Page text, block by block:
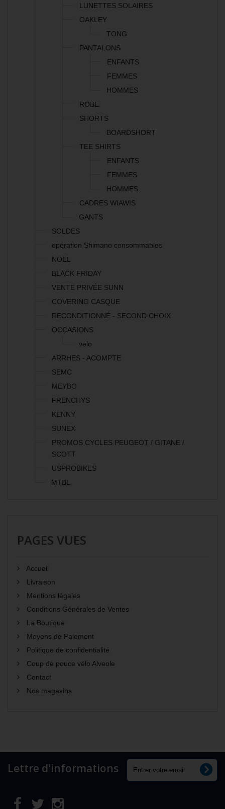
LUNETTES SOLAIRES
OAKLEY
TONG
PANTALONS
ENFANTS
FEMMES
HOMMES
ROBE
SHORTS
BOARDSHORT
TEE SHIRTS
ENFANTS
FEMMES
HOMMES
CADRES WIAWIS
GANTS
SOLDES
opération Shimano consommables
NOEL
BLACK FRIDAY
VENTE PRIVÉE SUNN
COVERING CASQUE
RECONDITIONNÉ - SECOND CHOIX
OCCASIONS
velo
ARRHES - ACOMPTE
SEMC
MEYBO
FRENCHYS
KENNY
SUNEX
PROMOS CYCLES PEUGEOT / GITANE /
SCOTT
USPROBIKES
MTBL
PAGES VUES
Accueil
Livraison
Mentions légales
Conditions Générales de Ventes
La Boutique
Moyens de Paiement
Politique de confidentialité
Coup de pouce vélo Alveole
Contact
Nos magasins
Lettre d'informations